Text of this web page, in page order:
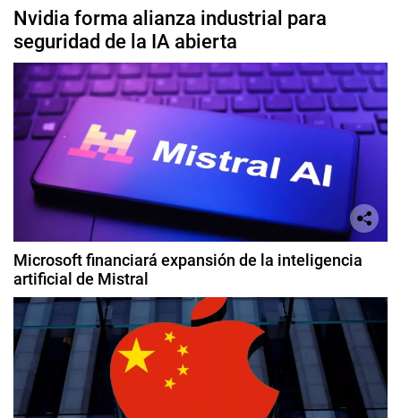
Nvidia forma alianza industrial para
seguridad de la IA abierta
Microsoft financiará expansión de la inteligencia
artificial de Mistral